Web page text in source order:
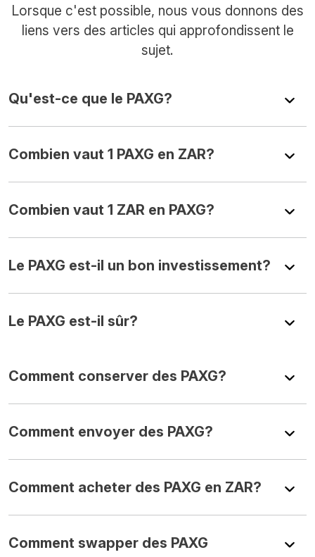
Lorsque c'est possible, nous vous donnons des
liens vers des articles qui approfondissent le
sujet.
Qu'est-ce que le PAXG?
Combien vaut 1 PAXG en ZAR?
Combien vaut 1 ZAR en PAXG?
Le PAXG est-il un bon investissement?
Le PAXG est-il sûr?
Comment conserver des PAXG?
Comment envoyer des PAXG?
Comment acheter des PAXG en ZAR?
Comment swapper des PAXG